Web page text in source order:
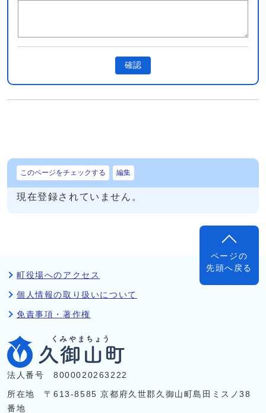
確認
このページをチェックする 編集
現在登録されていません。
ページの
先頭へ戻る
町役場へのアクセス
個人情報の取り扱いについて
免責事項・著作権
法人番号 8000020263222
所在地 〒613-8585 京都府久世郡久御山町島田ミスノ38
番地